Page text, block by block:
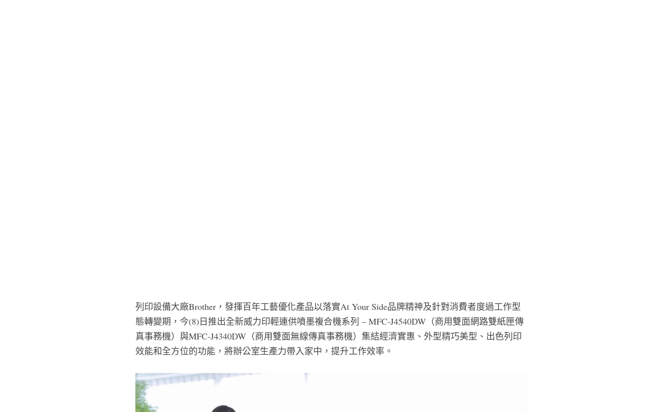
列印設備大廠Brother，發揮百年工藝優化產品以落實At Your Side品牌精神及針對消費者度過工作型
態轉變期，今(8)日推出全新威力印輕連供噴墨複合機系列 – MFC-J4540DW（商用雙面網路雙紙匣傳
真事務機）與MFC-J4340DW（商用雙面無線傳真事務機）集結經濟實惠、外型精巧美型、出色列印
效能和全方位的功能，將辦公室生產力帶入家中，提升工作效率。